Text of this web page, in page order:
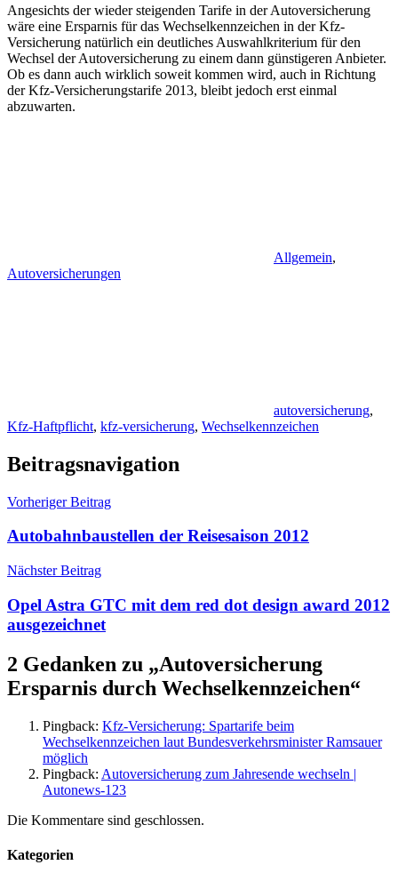
Angesichts der wieder steigenden Tarife in der Autoversicherung
wäre eine Ersparnis für das Wechselkennzeichen in der Kfz-
Versicherung natürlich ein deutliches Auswahlkriterium für den
Wechsel der Autoversicherung zu einem dann günstigeren Anbieter.
Ob es dann auch wirklich soweit kommen wird, auch in Richtung
der Kfz-Versicherungstarife 2013, bleibt jedoch erst einmal
abzuwarten.
Allgemein,
Autoversicherungen
autoversicherung,
Kfz-Haftpflicht, kfz-versicherung, Wechselkennzeichen
Beitragsnavigation
Vorheriger Beitrag
Autobahnbaustellen der Reisesaison 2012
Nächster Beitrag
Opel Astra GTC mit dem red dot design award 2012
ausgezeichnet
2 Gedanken zu „Autoversicherung
Ersparnis durch Wechselkennzeichen“
Pingback: Kfz-Versicherung: Spartarife beim
Wechselkennzeichen laut Bundesverkehrsminister Ramsauer
möglich
Pingback: Autoversicherung zum Jahresende wechseln |
Autonews-123
Die Kommentare sind geschlossen.
Kategorien